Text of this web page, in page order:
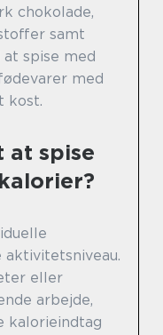
chokolade,
samt
spise med
med
kost.
at spise
eller
arbejde,
kalorieindtag